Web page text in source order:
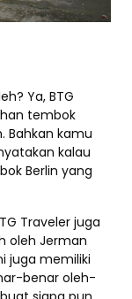
Ya, BTG
tembok
Bahkan kamu
kalau
Berlin yang
Traveler juga
oleh Jerman
juga memiliki
benar oleh-